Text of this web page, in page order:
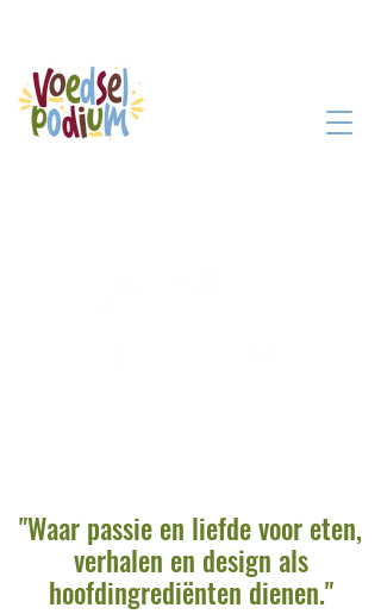
"Waar passie en liefde voor eten,
verhalen en design als
hoofdingrediënten dienen."